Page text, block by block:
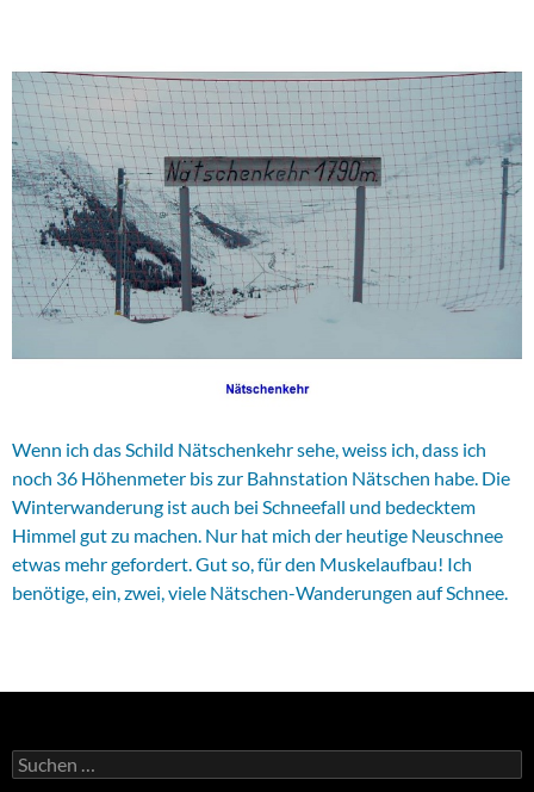
Wenn ich das Schild Nätschenkehr sehe, weiss ich, dass ich
noch 36 Höhenmeter bis zur Bahnstation Nätschen habe. Die
Winterwanderung ist auch bei Schneefall und bedecktem
Himmel gut zu machen. Nur hat mich der heutige Neuschnee
etwas mehr gefordert. Gut so, für den Muskelaufbau! Ich
benötige, ein, zwei, viele Nätschen-Wanderungen auf Schnee.
Suchen
nach: